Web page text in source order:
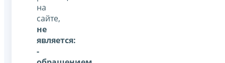
на
сайте,
не
является:
-